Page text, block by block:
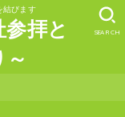
結びます
拝と
～
SEARCH